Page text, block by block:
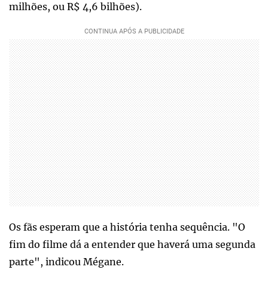
milhões, ou R$ 4,6 bilhões).
Os fãs esperam que a história tenha sequência. "O
fim do filme dá a entender que haverá uma segunda
parte", indicou Mégane.